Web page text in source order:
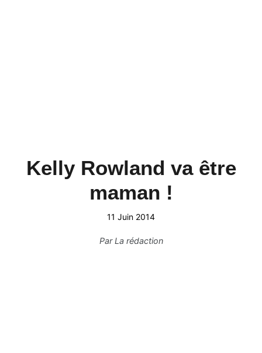
Kelly Rowland va être
maman !
11 Juin 2014
ParLa rédaction